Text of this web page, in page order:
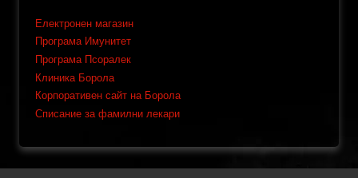
Електронен магазин
Програма Имунитет
Програма Псоралек
Клиника Борола
Корпоративен сайт на Борола
Списание за фамилни лекари